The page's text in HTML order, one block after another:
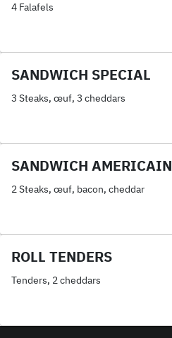
4 Falafels
SANDWICH SPECIAL
3 Steaks, œuf, 3 cheddars
SANDWICH AMERICAIN
2 Steaks, œuf, bacon, cheddar
ROLL TENDERS
Tenders, 2 cheddars